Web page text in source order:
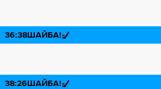
отвязать карту для последующего
36:38ШАЙБА!
38:26ШАЙБА!